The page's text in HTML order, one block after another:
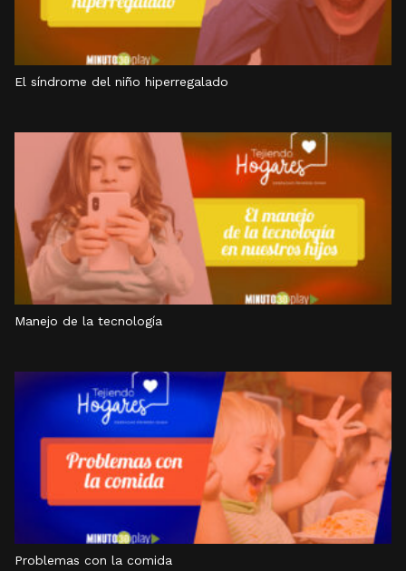
El síndrome del niño hiperregalado
Manejo de la tecnología
Problemas con la comida